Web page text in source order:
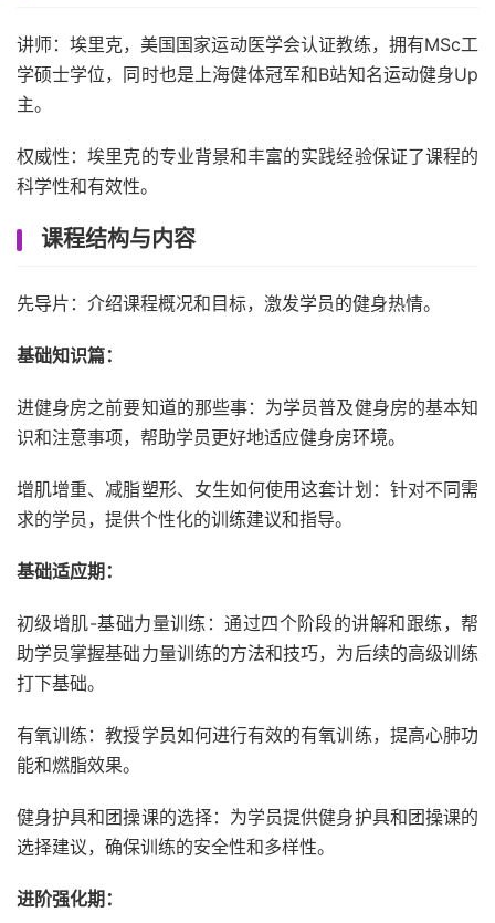
讲师：埃里克，美国国家运动医学会认证教练，拥有MSc工
学硕士学位，同时也是上海健体冠军和B站知名运动健身Up
主。
权威性：埃里克的专业背景和丰富的实践经验保证了课程的
科学性和有效性。
课程结构与内容
先导片：介绍课程概况和目标，激发学员的健身热情。
基础知识篇：
进健身房之前要知道的那些事：为学员普及健身房的基本知
识和注意事项，帮助学员更好地适应健身房环境。
增肌增重、减脂塑形、女生如何使用这套计划：针对不同需
求的学员，提供个性化的训练建议和指导。
基础适应期：
初级增肌-基础力量训练：通过四个阶段的讲解和跟练，帮
助学员掌握基础力量训练的方法和技巧，为后续的高级训练
打下基础。
有氧训练：教授学员如何进行有效的有氧训练，提高心肺功
能和燃脂效果。
健身护具和团操课的选择：为学员提供健身护具和团操课的
选择建议，确保训练的安全性和多样性。
进阶强化期：